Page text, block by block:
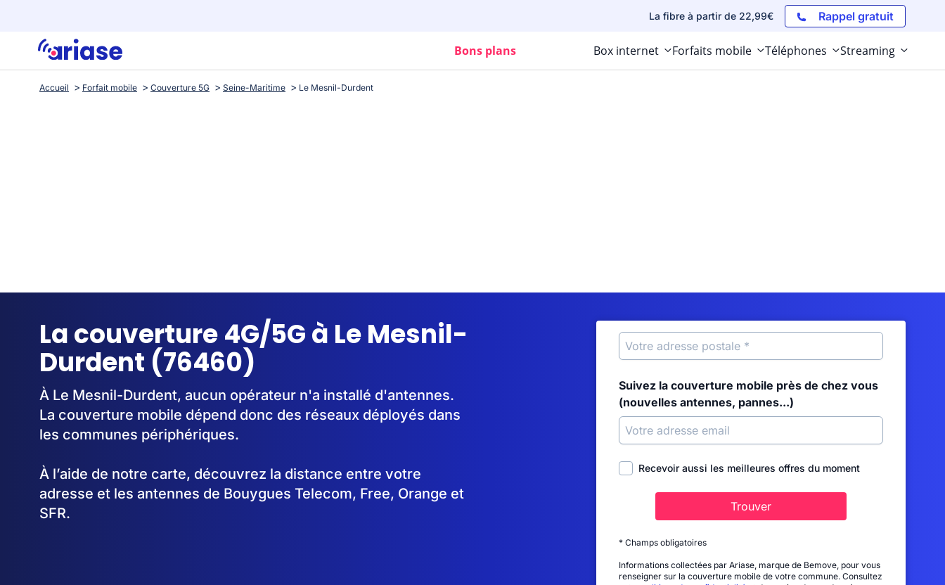
La fibre à partir de 22,99€ Rappel gratuit
Bons plans Box internet Forfaits mobile Téléphones Streaming
Accueil Forfait mobile Couverture 5G Seine-Maritime Le Mesnil-Durdent
La couverture 4G/5G à Le Mesnil-
Durdent (76460)
À Le Mesnil-Durdent, aucun opérateur n'a installé d'antennes.
La couverture mobile dépend donc des réseaux déployés dans
les communes périphériques.
À l’aide de notre carte, découvrez la distance entre votre
adresse et les antennes de Bouygues Telecom, Free, Orange et
SFR.
Suivez la couverture mobile près de chez vous
(nouvelles antennes, pannes...)
Recevoir aussi les meilleures offres du moment
Trouver
* Champs obligatoires
Informations collectées par Ariase, marque de Bemove, pour vous
renseigner sur la couverture mobile de votre commune. Consultez